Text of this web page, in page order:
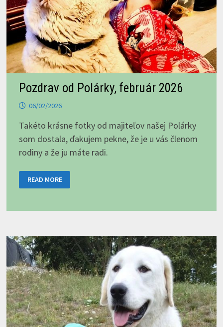
Pozdrav od Polárky, február 2026
06/02/2026
Takéto krásne fotky od majiteľov našej Polárky
som dostala, ďakujem pekne, že je u vás členom
rodiny a že ju máte radi.
POZDRAV
OD
POLÁRKY,
READ MORE